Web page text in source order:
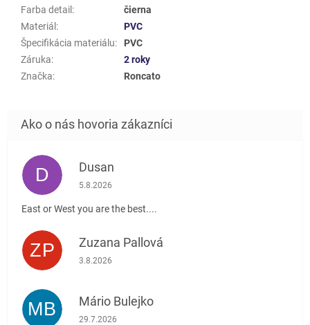
Farba detail :
čierna
Materiál :
PVC
Špecifikácia materiálu:
PVC
Záruka:
2 roky
Značka: Roncato
D Dusan
Hodnotenie obchodu je 5 z 5 hviezdičiek.
5.8.2026
East or West you are the best....
ZP Zuzana Pallová
Hodnotenie obchodu je 5 z 5 hviezdičiek.
3.8.2026
MB Mário Bulejko
Hodnotenie obchodu je 5 z 5 hviezdičiek.
29.7.2026